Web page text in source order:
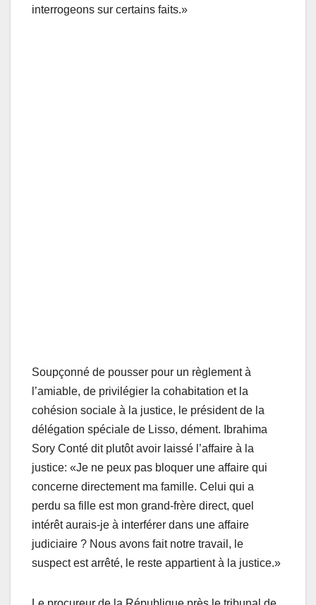
interrogeons sur certains faits.»
Soupçonné de pousser pour un règlement à
l’amiable, de privilégier la cohabitation et la
cohésion sociale à la justice, le président de la
délégation spéciale de Lisso, dément. Ibrahima
Sory Conté dit plutôt avoir laissé l’affaire à la
justice: «Je ne peux pas bloquer une affaire qui
concerne directement ma famille. Celui qui a
perdu sa fille est mon grand-frère direct, quel
intérêt aurais-je à interférer dans une affaire
judiciaire ? Nous avons fait notre travail, le
suspect est arrêté, le reste appartient à la justice.»